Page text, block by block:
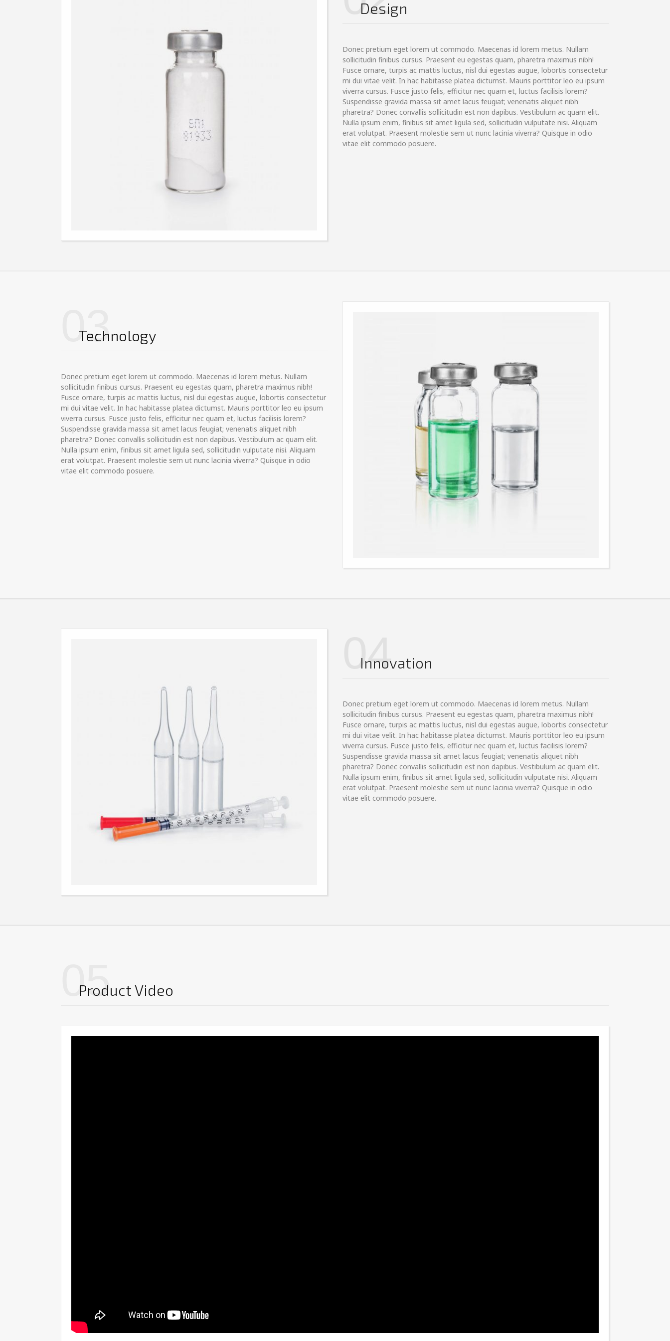
Design
Donec pretium eget lorem ut commodo. Maecenas id lorem metus. Nullam
sollicitudin finibus cursus. Praesent eu egestas quam, pharetra maximus nibh!
Fusce ornare, turpis ac mattis luctus, nisl dui egestas augue, lobortis consectetur
mi dui vitae velit. In hac habitasse platea dictumst. Mauris porttitor leo eu ipsum
viverra cursus. Fusce justo felis, efficitur nec quam et, luctus facilisis lorem?
Suspendisse gravida massa sit amet lacus feugiat; venenatis aliquet nibh
pharetra? Donec convallis sollicitudin est non dapibus. Vestibulum ac quam elit.
Nulla ipsum enim, finibus sit amet ligula sed, sollicitudin vulputate nisi. Aliquam
erat volutpat. Praesent molestie sem ut nunc lacinia viverra? Quisque in odio
vitae elit commodo posuere.
03
Technology
Donec pretium eget lorem ut commodo. Maecenas id lorem metus. Nullam
sollicitudin finibus cursus. Praesent eu egestas quam, pharetra maximus nibh!
Fusce ornare, turpis ac mattis luctus, nisl dui egestas augue, lobortis consectetur
mi dui vitae velit. In hac habitasse platea dictumst. Mauris porttitor leo eu ipsum
viverra cursus. Fusce justo felis, efficitur nec quam et, luctus facilisis lorem?
Suspendisse gravida massa sit amet lacus feugiat; venenatis aliquet nibh
pharetra? Donec convallis sollicitudin est non dapibus. Vestibulum ac quam elit.
Nulla ipsum enim, finibus sit amet ligula sed, sollicitudin vulputate nisi. Aliquam
erat volutpat. Praesent molestie sem ut nunc lacinia viverra? Quisque in odio
vitae elit commodo posuere.
04
Innovation
Donec pretium eget lorem ut commodo. Maecenas id lorem metus. Nullam
sollicitudin finibus cursus. Praesent eu egestas quam, pharetra maximus nibh!
Fusce ornare, turpis ac mattis luctus, nisl dui egestas augue, lobortis consectetur
mi dui vitae velit. In hac habitasse platea dictumst. Mauris porttitor leo eu ipsum
viverra cursus. Fusce justo felis, efficitur nec quam et, luctus facilisis lorem?
Suspendisse gravida massa sit amet lacus feugiat; venenatis aliquet nibh
pharetra? Donec convallis sollicitudin est non dapibus. Vestibulum ac quam elit.
Nulla ipsum enim, finibus sit amet ligula sed, sollicitudin vulputate nisi. Aliquam
erat volutpat. Praesent molestie sem ut nunc lacinia viverra? Quisque in odio
vitae elit commodo posuere.
05
Product Video